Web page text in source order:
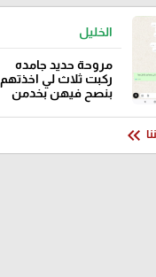
الخليل
مروحة حديد جامده
ركبت ثلاث لي اخذتهم
بنصح فيهن بخدمن
keyboard_double_arrow_left